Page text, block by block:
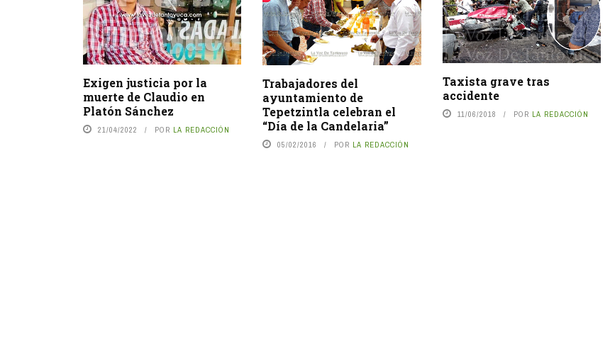
Exigen justicia por la
muerte de Claudio en
Platón Sánchez
21/04/2022 POR LA REDACCIÓN
Trabajadores del
ayuntamiento de
Tepetzintla celebran el
“Día de la Candelaria”
05/02/2016 POR LA REDACCIÓN
Taxista grave tras
accidente
11/06/2018 POR LA REDACCIÓN